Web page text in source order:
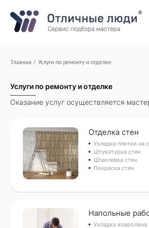
Главная / Услуги по ремонту и отделке
Услуги по ремонту и отделке
Оказание услуг осуществляется
Отделка стен
Укладка плитки на
Штукатурка стен
Шпаклевка стен
Покраска стен
Напольные
Укладка ковролина
За каждый оформленный заказ вы
Итого:
0.00руб.
Город*
Адрес*
Телефон*